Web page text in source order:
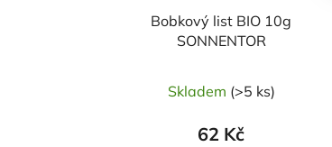
Bobkový list BIO 10g
SONNENTOR
Skladem (>5 ks)
62 Kč